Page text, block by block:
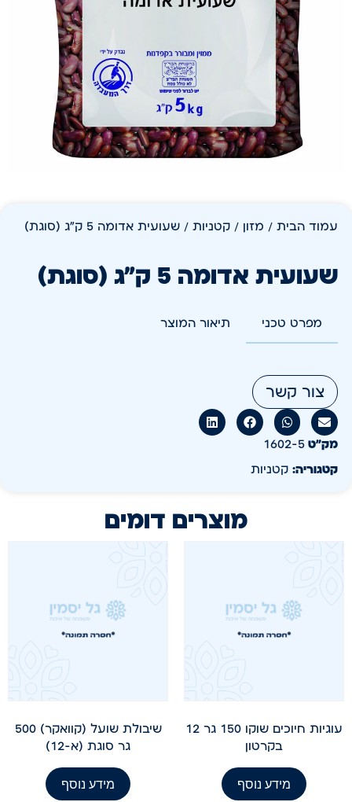
עמוד הבית / מזון / קטניות / שעועית אדומה 5 ק"ג (סוגת)
שעועית אדומה 5 ק"ג (סוגת)
מפרט טכני תיאור המוצר
צור קשר
מק״ט 1602-5
קטגוריה: קטניות
מוצרים דומים
עוגיות חיוכים שוקו 150 גר 12
בקרטון
מידע נוסף
שיבולת שועל (קוואקר) 500
גר סוגת (א-12)
מידע נוסף